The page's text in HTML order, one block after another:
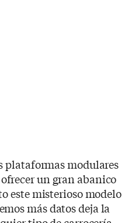
plataformas modulares
un gran abanico
este misterioso modelo
más datos deja la